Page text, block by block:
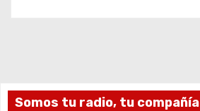
Somos tu radio, tu compañía